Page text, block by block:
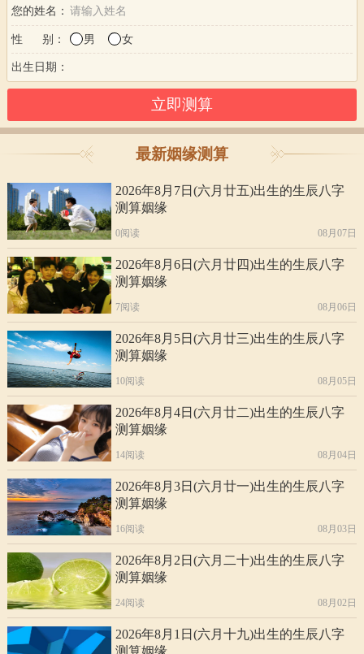
您的姓名：
性 别： 男 女
出生日期：
最新姻缘测算
2026年8月7日(六月廿五)出生的生辰八字
测算姻缘
0阅读 08月07日
2026年8月6日(六月廿四)出生的生辰八字
测算姻缘
7阅读 08月06日
2026年8月5日(六月廿三)出生的生辰八字
测算姻缘
10阅读 08月05日
2026年8月4日(六月廿二)出生的生辰八字
测算姻缘
14阅读 08月04日
2026年8月3日(六月廿一)出生的生辰八字
测算姻缘
16阅读 08月03日
2026年8月2日(六月二十)出生的生辰八字
测算姻缘
24阅读 08月02日
2026年8月1日(六月十九)出生的生辰八字
测算姻缘